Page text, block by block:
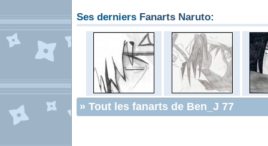
Ses derniers Fanarts Naruto:
» Tout les fanarts de Ben_J 77